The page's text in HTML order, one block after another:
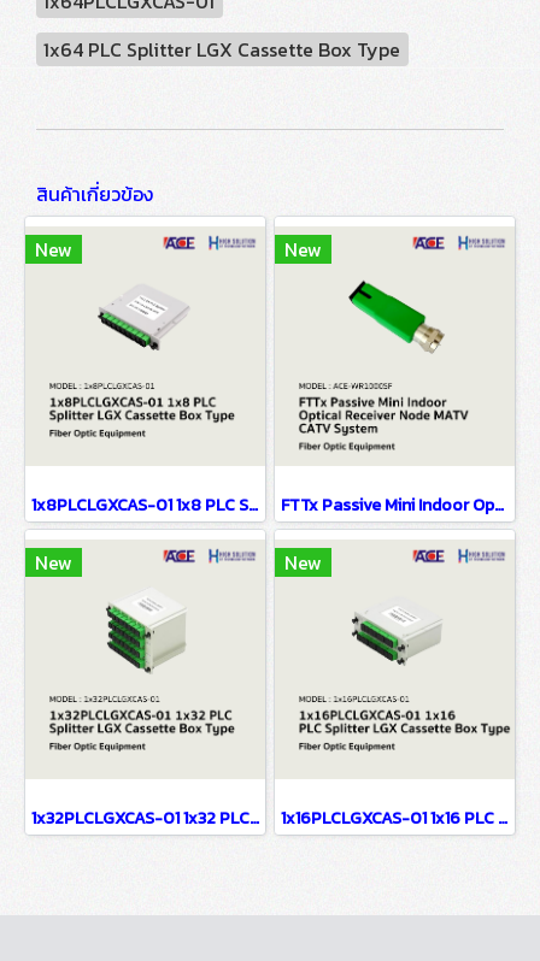
1x64 PLC Splitter LGX Cassette Box Type
สินค้าเกี่ยวข้อง
New
1x8PLCLGXCAS-01 1x8 PLC Splitter LGX Cassette Box Type
New
FTTx Passive Mini Indoor Optical Receiver Node MATV CATV System
New
1x32PLCLGXCAS-01 1x32 PLC Splitter LGX Cassette Box Type
New
1x16PLCLGXCAS-01 1x16 PLC Splitter LGX Cassette Box Type